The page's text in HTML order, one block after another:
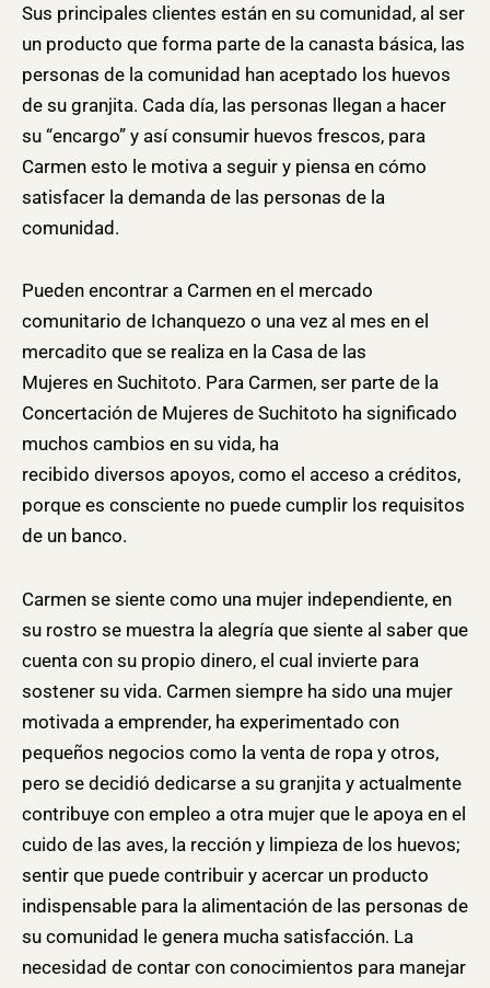
Sus principales clientes están en su comunidad, al ser
un producto que forma parte de la canasta básica, las
personas de la comunidad han aceptado los huevos
de su granjita. Cada día, las personas llegan a hacer
su “encargo” y así consumir huevos frescos, para
Carmen esto le motiva a seguir y piensa en cómo
satisfacer la demanda de las personas de la
comunidad.
Pueden encontrar a Carmen en el mercado
comunitario de Ichanquezo o una vez al mes en el
mercadito que se realiza en la Casa de las
Mujeres en Suchitoto. Para Carmen, ser parte de la
Concertación de Mujeres de Suchitoto ha significado
muchos cambios en su vida, ha
recibido diversos apoyos, como el acceso a créditos,
porque es consciente no puede cumplir los requisitos
de un banco.
Carmen se siente como una mujer independiente, en
su rostro se muestra la alegría que siente al saber que
cuenta con su propio dinero, el cual invierte para
sostener su vida. Carmen siempre ha sido una mujer
motivada a emprender, ha experimentado con
pequeños negocios como la venta de ropa y otros,
pero se decidió dedicarse a su granjita y actualmente
contribuye con empleo a otra mujer que le apoya en el
cuido de las aves, la rección y limpieza de los huevos;
sentir que puede contribuir y acercar un producto
indispensable para la alimentación de las personas de
su comunidad le genera mucha satisfacción. La
necesidad de contar con conocimientos para manejar